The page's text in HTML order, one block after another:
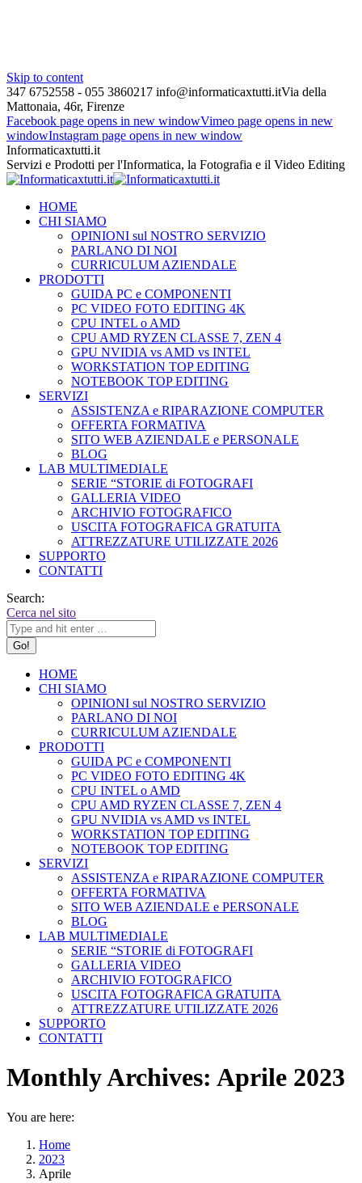
Skip to content
347 6752558 - 055 3860217 info@informaticaxtutti.itVia della
Mattonaia, 46r, Firenze
Facebook page opens in new windowVimeo page opens in new
windowInstagram page opens in new window
Informaticaxtutti.it
Servizi e Prodotti per l'Informatica, la Fotografia e il Video Editing
HOME
CHI SIAMO
OPINIONI sul NOSTRO SERVIZIO
PARLANO DI NOI
CURRICULUM AZIENDALE
PRODOTTI
GUIDA PC e COMPONENTI
PC VIDEO FOTO EDITING 4K
CPU INTEL o AMD
CPU AMD RYZEN CLASSE 7, ZEN 4
GPU NVIDIA vs AMD vs INTEL
WORKSTATION TOP EDITING
NOTEBOOK TOP EDITING
SERVIZI
ASSISTENZA e RIPARAZIONE COMPUTER
OFFERTA FORMATIVA
SITO WEB AZIENDALE e PERSONALE
BLOG
LAB MULTIMEDIALE
SERIE “STORIE di FOTOGRAFI
GALLERIA VIDEO
ARCHIVIO FOTOGRAFICO
USCITA FOTOGRAFICA GRATUITA
ATTREZZATURE UTILIZZATE 2026
SUPPORTO
CONTATTI
Search:
Cerca nel sito
HOME
CHI SIAMO
OPINIONI sul NOSTRO SERVIZIO
PARLANO DI NOI
CURRICULUM AZIENDALE
PRODOTTI
GUIDA PC e COMPONENTI
PC VIDEO FOTO EDITING 4K
CPU INTEL o AMD
CPU AMD RYZEN CLASSE 7, ZEN 4
GPU NVIDIA vs AMD vs INTEL
WORKSTATION TOP EDITING
NOTEBOOK TOP EDITING
SERVIZI
ASSISTENZA e RIPARAZIONE COMPUTER
OFFERTA FORMATIVA
SITO WEB AZIENDALE e PERSONALE
BLOG
LAB MULTIMEDIALE
SERIE “STORIE di FOTOGRAFI
GALLERIA VIDEO
ARCHIVIO FOTOGRAFICO
USCITA FOTOGRAFICA GRATUITA
ATTREZZATURE UTILIZZATE 2026
SUPPORTO
CONTATTI
Monthly Archives: Aprile 2023
You are here:
Home
2023
Aprile